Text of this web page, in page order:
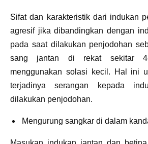
Sifat dan karakteristik dari indukan
agresif jika dibandingkan dengan
pada saat dilakukan penjodohan
sang jantan di rekat sekitar
menggunakan solasi kecil. Hal ini
terjadinya serangan kepada
dilakukan penjodohan.
Mengurung sangkar di dalam